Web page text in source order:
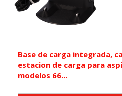
Base de carga integrada,
estacion de carga para
modelos 66...